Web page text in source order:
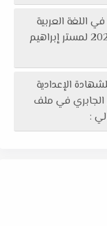
اللغة العربية
للشهادة الإعدادية الفصل الدراسي الأول 2026 لمستر إبراهيم
الإعدادية
إبراهيم الجابري في ملف